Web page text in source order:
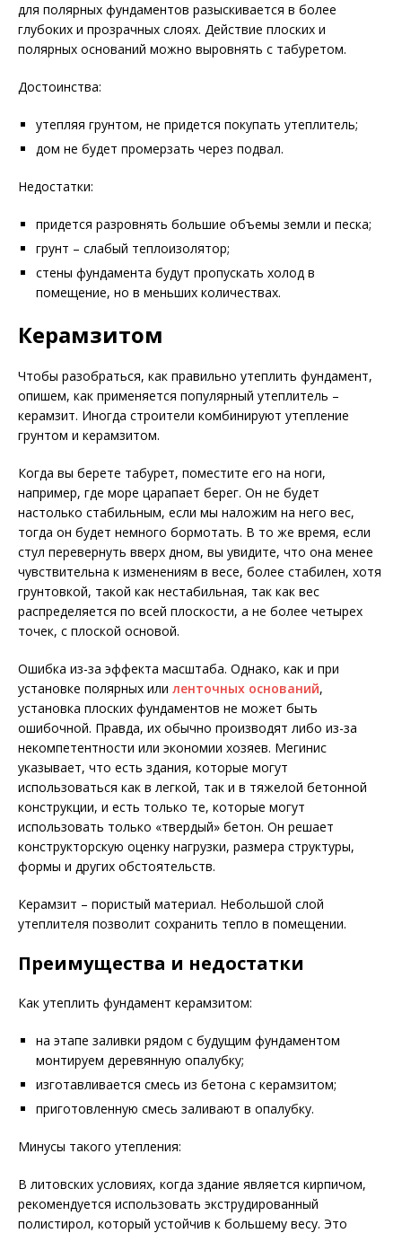
для полярных фундаментов разыскивается в более
глубоких и прозрачных слоях. Действие плоских и
полярных оснований можно выровнять с табуретом.
Достоинства:
утепляя грунтом, не придется покупать утеплитель;
дом не будет промерзать через подвал.
Недостатки:
придется разровнять большие объемы земли и песка;
грунт – слабый теплоизолятор;
стены фундамента будут пропускать холод в
помещение, но в меньших количествах.
Керамзитом
Чтобы разобраться, как правильно утеплить фундамент,
опишем, как применяется популярный утеплитель –
керамзит. Иногда строители комбинируют утепление
грунтом и керамзитом.
Когда вы берете табурет, поместите его на ноги,
например, где море царапает берег. Он не будет
настолько стабильным, если мы наложим на него вес,
тогда он будет немного бормотать. В то же время, если
стул перевернуть вверх дном, вы увидите, что она менее
чувствительна к изменениям в весе, более стабилен, хотя
грунтовкой, такой как нестабильная, так как вес
распределяется по всей плоскости, а не более четырех
точек, с плоской основой.
Ошибка из-за эффекта масштаба. Однако, как и при
установке полярных или ленточных оснований,
установка плоских фундаментов не может быть
ошибочной. Правда, их обычно производят либо из-за
некомпетентности или экономии хозяев. Мегинис
указывает, что есть здания, которые могут
использоваться как в легкой, так и в тяжелой бетонной
конструкции, и есть только те, которые могут
использовать только «твердый» бетон. Он решает
конструкторскую оценку нагрузки, размера структуры,
формы и других обстоятельств.
Керамзит – пористый материал. Небольшой слой
утеплителя позволит сохранить тепло в помещении.
Преимущества и недостатки
Как утеплить фундамент керамзитом:
на этапе заливки рядом с будущим фундаментом
монтируем деревянную опалубку;
изготавливается смесь из бетона с керамзитом;
приготовленную смесь заливают в опалубку.
Минусы такого утепления:
В литовских условиях, когда здание является кирпичом,
рекомендуется использовать экструдированный
полистирол, который устойчив к большему весу. Это